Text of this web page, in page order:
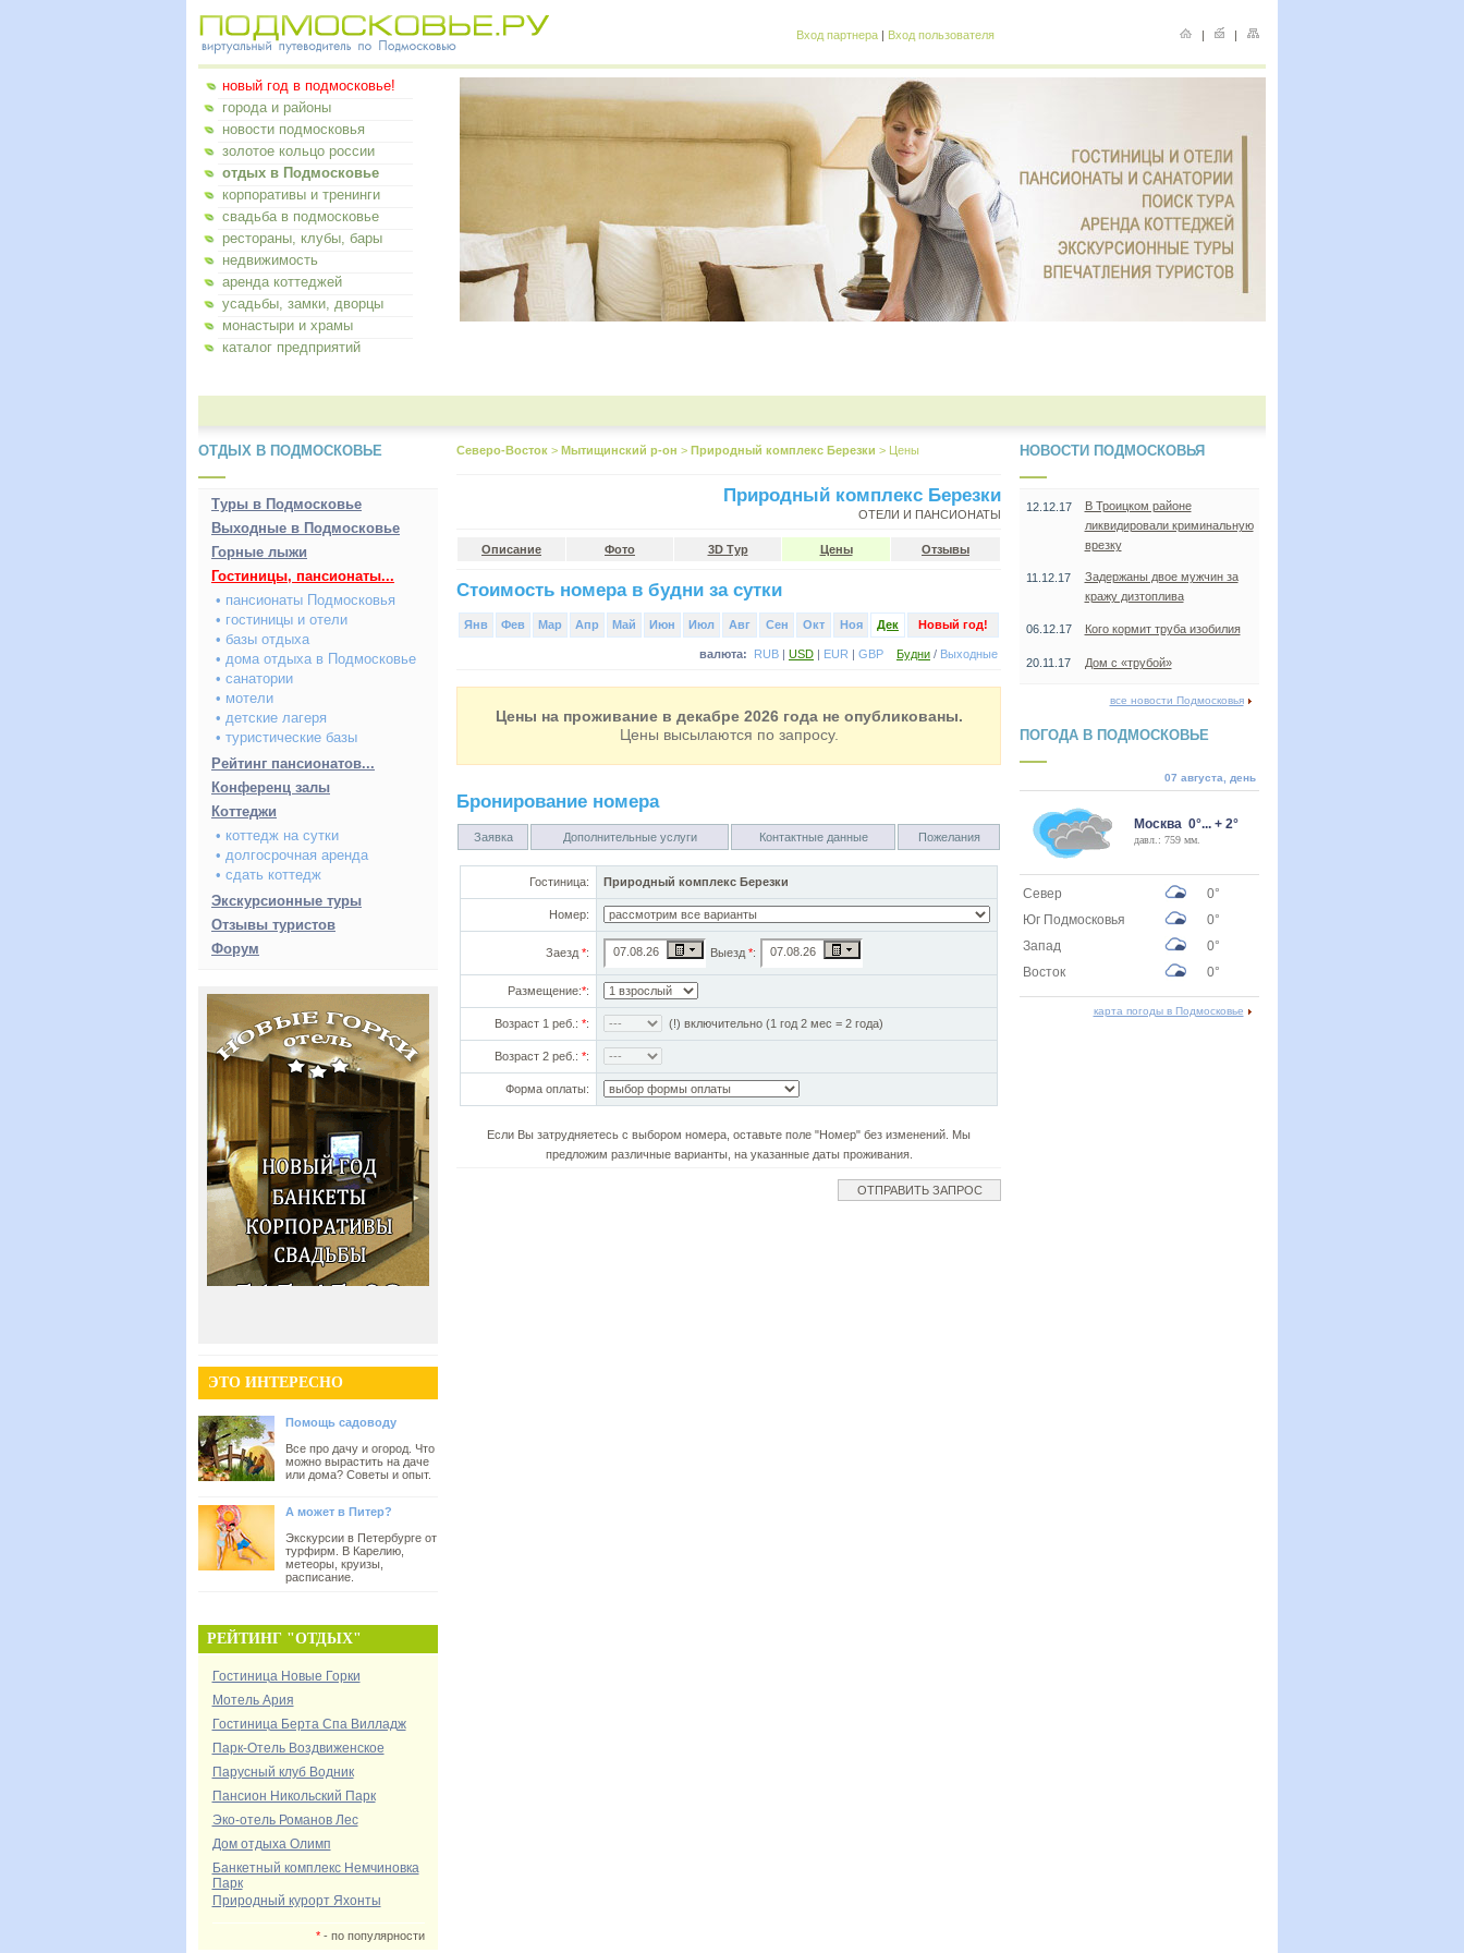
Вход партнера | Вход пользователя | |
новый год в подмосковье!
города и районы
новости подмосковья
золотое кольцо россии
отдых в Подмосковье
корпоративы и тренинги
свадьба в подмосковье
рестораны, клубы, бары
недвижимость
аренда коттеджей
усадьбы, замки, дворцы
монастыри и храмы
каталог предприятий
ОТДЫХ В ПОДМОСКОВЬЕ
Туры в Подмосковье
Выходные в Подмосковье
Горные лыжи
Гостиницы, пансионаты...
• пансионаты Подмосковья
• гостиницы и отели
• базы отдыха
• дома отдыха в Подмосковье
• санатории
• мотели
• детские лагеря
• туристические базы
Рейтинг пансионатов...
Конференц залы
Коттеджи
• коттедж на сутки
• долгосрочная аренда
• сдать коттедж
Экскурсионные туры
Отзывы туристов
Форум
ЭТО ИНТЕРЕСНО
Помощь садоводу
Все про дачу и огород. Что
можно вырастить на даче
или дома? Советы и опыт.
А может в Питер?
Экскурсии в Петербурге от
турфирм. В Карелию,
метеоры, круизы,
расписание.
РЕЙТИНГ "ОТДЫХ"
Гостиница Новые Горки
Мотель Ария
Гостиница Берта Спа Вилладж
Парк-Отель Воздвиженское
Парусный клуб Водник
Пансион Никольский Парк
Эко-отель Романов Лес
Дом отдыха Олимп
Банкетный комплекс Немчиновка
Парк
Природный курорт Яхонты
*- по популярности
Северо-Восток > Мытищинский р-он > Природный комплекс Березки > Цены
Природный комплекс Березки
ОТЕЛИ И ПАНСИОНАТЫ
Описание Фото 3D Тур Цены Отзывы
Стоимость номера в будни за сутки
Янв Фев Мар Апр Май Июн Июл Авг Сен Окт Ноя Дек Новый год!
валюта: RUB | USD | EUR | GBP Будни / Выходные
Цены на проживание в декабре 2026 года не опубликованы.
Цены высылаются по запросу.
Бронирование номера
Заявка Дополнительные услуги Контактные данные Пожелания
Гостиница: Природный комплекс Березки
Номер:
Заезд *: Выезд *:
Размещение:*:
Возраст 1 реб.: *: (!) включительно (1 год 2 мес = 2 года)
Возраст 2 реб.: *:
Форма оплаты:
Если Вы затрудняетесь с выбором номера, оставьте поле "Номер" без изменений. Мы
предложим различные варианты, на указанные даты проживания.
НОВОСТИ ПОДМОСКОВЬЯ
12.12.17
В Троицком районе
ликвидировали криминальную
врезку
11.12.17
Задержаны двое мужчин за
кражу дизтоплива
06.12.17 Кого кормит труба изобилия
20.11.17 Дом с «трубой»
все новости Подмосковья
ПОГОДА В ПОДМОСКОВЬЕ
07 августа, день
Москва 0°... + 2°
давл.: 759 мм.
Север
0°
Юг Подмосковья
0°
Запад
0°
Восток
0°
карта погоды в Подмосковье